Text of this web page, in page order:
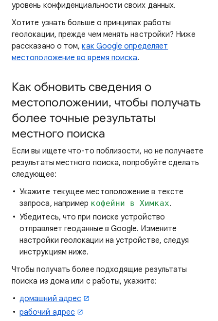
уровень конфиденциальности своих данных.
Хотите узнать больше о принципах работы
геолокации, прежде чем менять настройки? Ниже
рассказано о том,как Google определяет
местоположение во время поиска.
Как обновить сведения о
местоположении, чтобы получать
более точные результаты
местного поиска
Если вы ищетечто-то поблизости, но не получаете
результаты местного поиска, попробуйте сделать
следующее:
Укажите текущее местоположение в тексте
запроса, например кофейни в Химках.
Убедитесь, что при поиске устройство
отправляет геоданные в Google. Измените
настройки геолокации на устройстве, следуя
инструкциям ниже.
Чтобы получать более подходящие результаты
поиска из дома или с работы, укажите:
домашний адрес
рабочий адрес